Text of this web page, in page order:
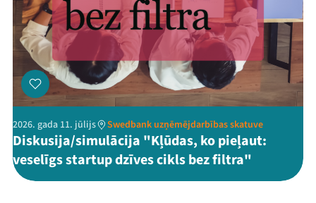
2026. gada 11. jūlijs Swedbank uzņēmējdarbības skatuve
Diskusija/simulācija "Kļūdas, ko pieļaut:
veselīgs startup dzīves cikls bez filtra"